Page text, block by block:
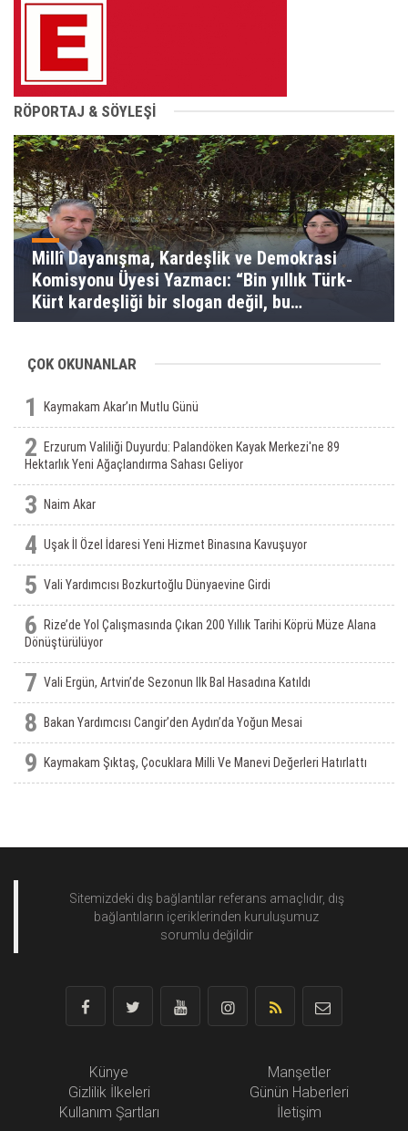
RÖPORTAJ & SÖYLEŞİ
Millî Dayanışma, Kardeşlik ve Demokrasi
Komisyonu Üyesi Yazmacı: “Bin yıllık Türk-
Kürt kardeşliği bir slogan değil, bu
toprakların gerçeğidir”
ÇOK OKUNANLAR
1 Kaymakam Akar’ın Mutlu Günü
2
Erzurum Valiliği Duyurdu: Palandöken Kayak Merkezi'ne 89
Hektarlık Yeni Ağaçlandırma Sahası Geliyor
3 Naim Akar
4 Uşak İl Özel İdaresi Yeni Hizmet Binasına Kavuşuyor
5 Vali Yardımcısı Bozkurtoğlu Dünyaevine Girdi
6
Rize’de Yol Çalışmasında Çıkan 200 Yıllık Tarihi Köprü Müze Alana
Dönüştürülüyor
7 Vali Ergün, Artvin’de Sezonun Ilk Bal Hasadına Katıldı
8 Bakan Yardımcısı Cangir’den Aydın’da Yoğun Mesai
9 Kaymakam Şıktaş, Çocuklara Milli Ve Manevi Değerleri Hatırlattı
Sitemizdeki dış bağlantılar referans amaçlıdır, dış
bağlantıların içeriklerinden kuruluşumuz
sorumlu değildir
Künye
Gizlilik İlkeleri
Kullanım Şartları
Manşetler
Günün Haberleri
İletişim